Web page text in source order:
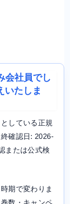
会社員でし
いたしま
している正規
確認日: 2026-
または公式検
期で変わりま
数・キャンペ